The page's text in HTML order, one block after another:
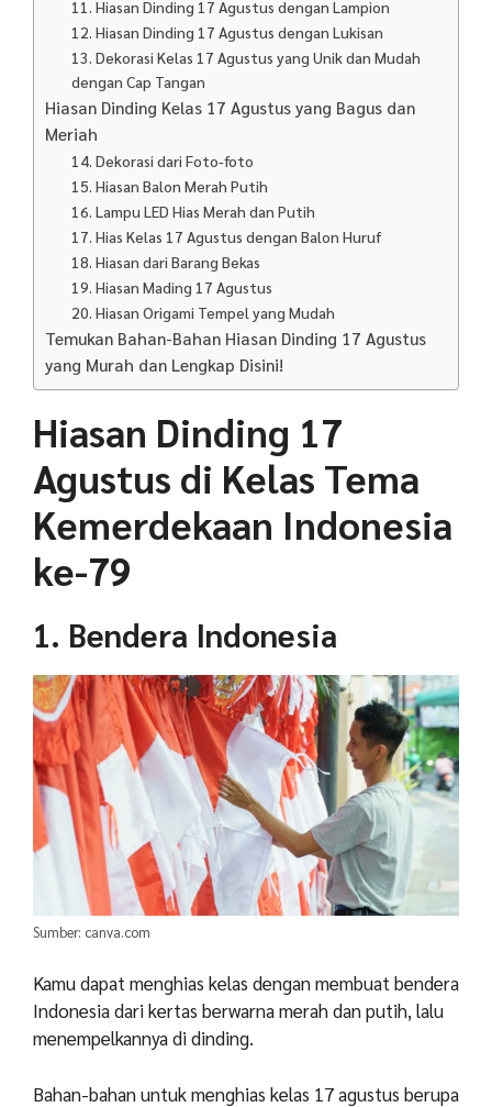
11. Hiasan Dinding 17 Agustus dengan Lampion
12. Hiasan Dinding 17 Agustus dengan Lukisan
13. Dekorasi Kelas 17 Agustus yang Unik dan Mudah
dengan Cap Tangan
Hiasan Dinding Kelas 17 Agustus yang Bagus dan
Meriah
14. Dekorasi dari Foto-foto
15. Hiasan Balon Merah Putih
16. Lampu LED Hias Merah dan Putih
17. Hias Kelas 17 Agustus dengan Balon Huruf
18. Hiasan dari Barang Bekas
19. Hiasan Mading 17 Agustus
20. Hiasan Origami Tempel yang Mudah
Temukan Bahan-Bahan Hiasan Dinding 17 Agustus
yang Murah dan Lengkap Disini!
Hiasan Dinding 17
Agustus di Kelas Tema
Kemerdekaan Indonesia
ke-79
1. Bendera Indonesia
Sumber: canva.com
Kamu dapat menghias kelas dengan membuat bendera
Indonesia dari kertas berwarna merah dan putih, lalu
menempelkannya di dinding.
Bahan-bahan untuk menghias kelas 17 agustus berupa